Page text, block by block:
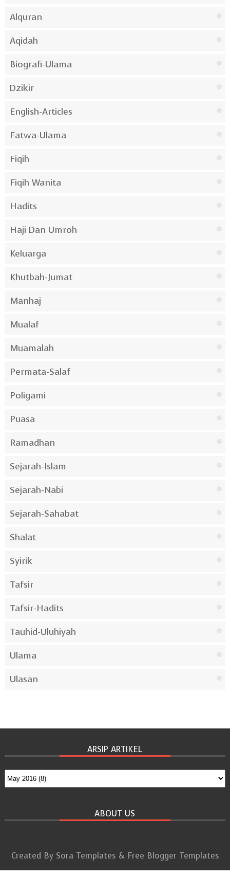
Alquran
Aqidah
Biografi-Ulama
Dzikir
English-Articles
Fatwa-Ulama
Fiqih
Fiqih Wanita
Hadits
Haji Dan Umroh
Keluarga
Khutbah-Jumat
Manhaj
Mualaf
Muamalah
Permata-Salaf
Poligami
Puasa
Ramadhan
Sejarah-Islam
Sejarah-Nabi
Sejarah-Sahabat
Shalat
Syirik
Tafsir
Tafsir-Hadits
Tauhid-Uluhiyah
Ulama
Ulasan
ARSIP ARTIKEL
ABOUT US
Created By Sora Templates & Free Blogger Templates